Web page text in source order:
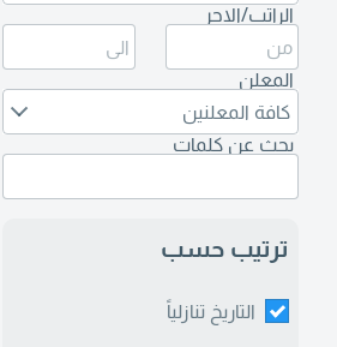
الراتب/الاجر
المعلن
كافة المعلنين
بحث عن كلمات
ترتيب حسب
التاريخ تنازلياً